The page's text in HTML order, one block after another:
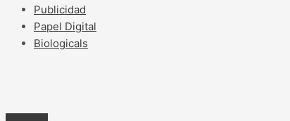
Publicidad
Papel Digital
Biologicals